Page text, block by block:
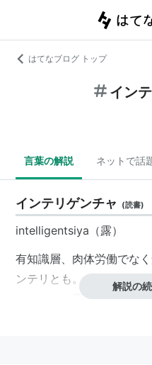
はてなブログ トップ
イン
言葉の解説 ネットで話
インテリゲンチャ (読書)
intelligentsiya（露）
有知識層、肉体労働でな
ンテリとも。
もともとは帝政ロシアに
解説の